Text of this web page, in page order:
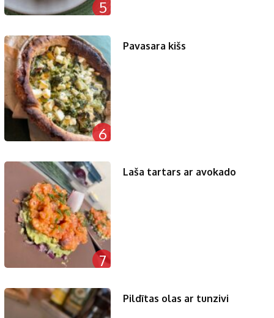
5
6
Pavasara kišs
7
Laša tartars ar avokado
Pildītas olas ar tunzivi